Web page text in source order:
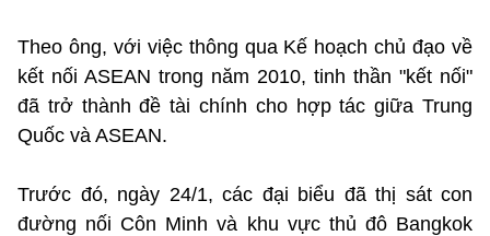
Theo ông, với việc thông qua Kế hoạch chủ đạo về
kết nối ASEAN trong năm 2010, tinh thần "kết nối"
đã trở thành đề tài chính cho hợp tác giữa Trung
Quốc và ASEAN.
Trước đó, ngày 24/1, các đại biểu đã thị sát con
đường nối Côn Minh và khu vực thủ đô Bangkok